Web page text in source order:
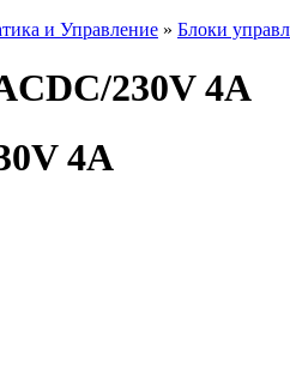
и Управление » Блоки
230V 4A
4A